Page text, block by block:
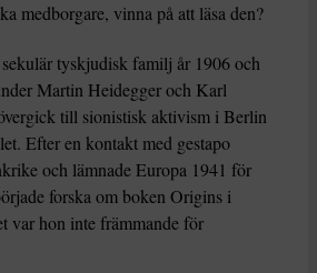
medborgare, vinna på att läsa den?
tyskjudisk familj år 1906 och
Martin Heidegger och Karl
till sionistisk aktivism i Berlin
Efter en kontakt med gestapo
och lämnade Europa 1941 för
forska om boken Origins i
var hon inte främmande för